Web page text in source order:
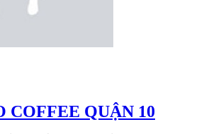
COFFEE QUẬN 10